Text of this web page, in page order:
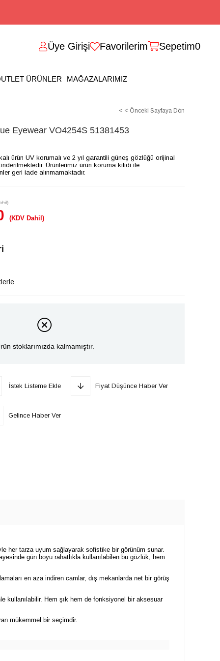
Üye Girişi Favorilerim Sepetim0
ÜRÜNLER MAĞAZALARIMIZ
< < Önceki Sayfaya Dön
Eyewear VO4254S 51381453
ürün UV korumalı ve 2 yıl garantili güneş gözlüğü orijinal
Ürünlerimiz ürün koruma kilidi ile
geri iade alınmamaktadır.
(KDV Dahil)
stoklarımızda kalmamıştır.
İstek Listeme Ekle Fiyat Düşünce Haber Ver
Gelince Haber Ver
her tarza uyum sağlayarak sofistike bir görünüm sunar.
gün boyu rahatlıkla kullanılabilen bu gözlük, hem
en aza indiren camlar, dış mekanlarda net bir görüş
kullanılabilir. Hem şık hem de fonksiyonel bir aksesuar
mükemmel bir seçimdir.